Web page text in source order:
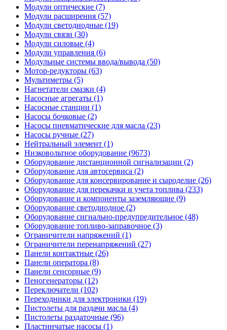
Модули оптические (7)
Модули расширения (57)
Модули светодиодные (19)
Модули связи (30)
Модули силовые (4)
Модули управления (6)
Модульные системы ввода/вывода (50)
Мотор-редукторы (63)
Мультиметры (5)
Нагнетатели смазки (4)
Насосные агрегаты (1)
Насосные станции (1)
Насосы бочковые (2)
Насосы пневматические для масла (23)
Насосы ручные (27)
Нейтральный элемент (1)
Низковольтное оборудование (9673)
Оборудование дистанционной сигнализации (2)
Оборудование для автосервиса (2)
Оборудование для консервирование и сыроделие (26)
Оборудование для перекачки и учета топлива (233)
Оборудование и компоненты заземляющие (9)
Оборудование светодиодное (2)
Оборудование сигнально-предупредительное (48)
Оборудование топливо-заправочное (3)
Ограничители напряжений (1)
Ограничители перенапряжений (27)
Панели контактные (26)
Панели оператора (8)
Панели сенсорные (9)
Пеногенераторы (12)
Переключатели (102)
Переходники для электроники (19)
Пистолеты для раздачи масла (4)
Пистолеты раздаточные (96)
Пластинчатые насосы (1)